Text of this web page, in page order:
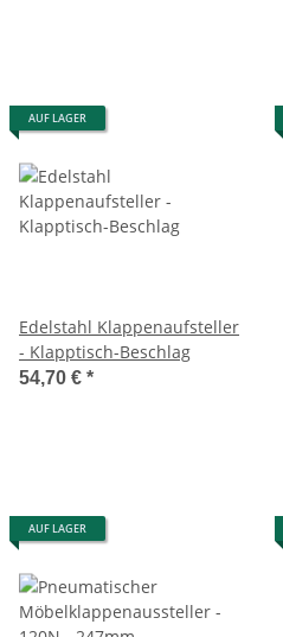
AUF LAGER
Edelstahl Klappenaufsteller
- Klapptisch-Beschlag
54,70 € *
AUF LAGER